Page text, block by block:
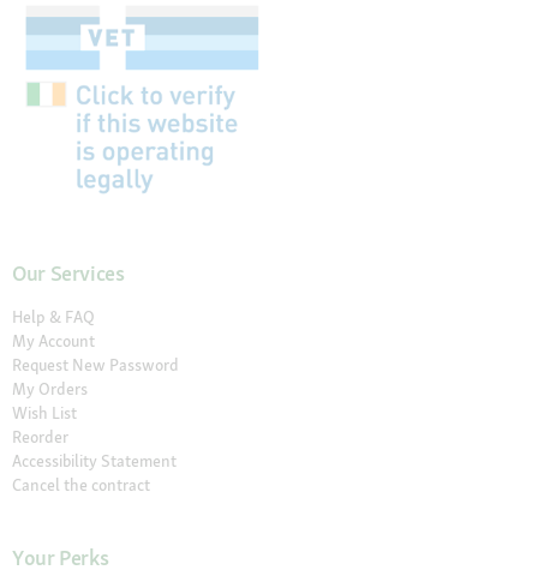
Our Services
Help & FAQ
My Account
Request New Password
My Orders
Wish List
Reorder
Accessibility Statement
Cancel the contract
Your Perks